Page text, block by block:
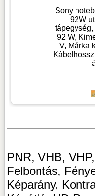
Sony
92W
92 W,
V, Márka
PNR, VHB,
Felbontás,
Képarány,